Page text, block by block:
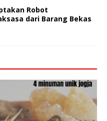
Robot
dari Barang Bekas